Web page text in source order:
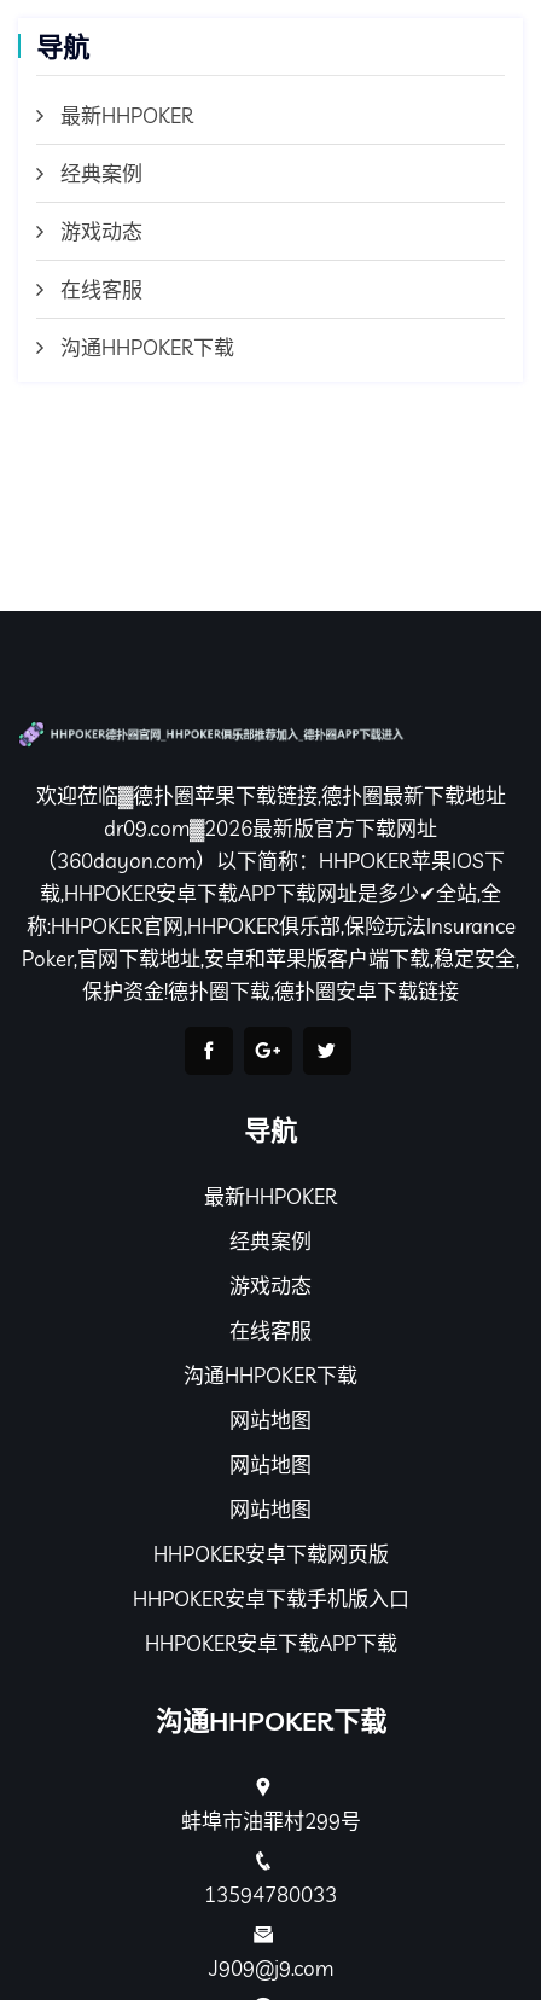
导航
最新HHPOKER
经典案例
游戏动态
在线客服
沟通HHPOKER下载
欢迎莅临▓德扑圈苹果下载链接,德扑圈最新下载地址
dr09.com▓2026最新版官方下载网址
（360dayon.com）以下简称：HHPOKER苹果IOS下
载,HHPOKER安卓下载APP下载网址是多少✔全站,全
称:HHPOKER官网,HHPOKER俱乐部,保险玩法Insurance
Poker,官网下载地址,安卓和苹果版客户端下载,稳定安全,
保护资金!德扑圈下载,德扑圈安卓下载链接
导航
最新HHPOKER
经典案例
游戏动态
在线客服
沟通HHPOKER下载
网站地图
网站地图
网站地图
HHPOKER安卓下载网页版
HHPOKER安卓下载手机版入口
HHPOKER安卓下载APP下载
沟通HHPOKER下载
蚌埠市油罪村299号
13594780033
J909@j9.com